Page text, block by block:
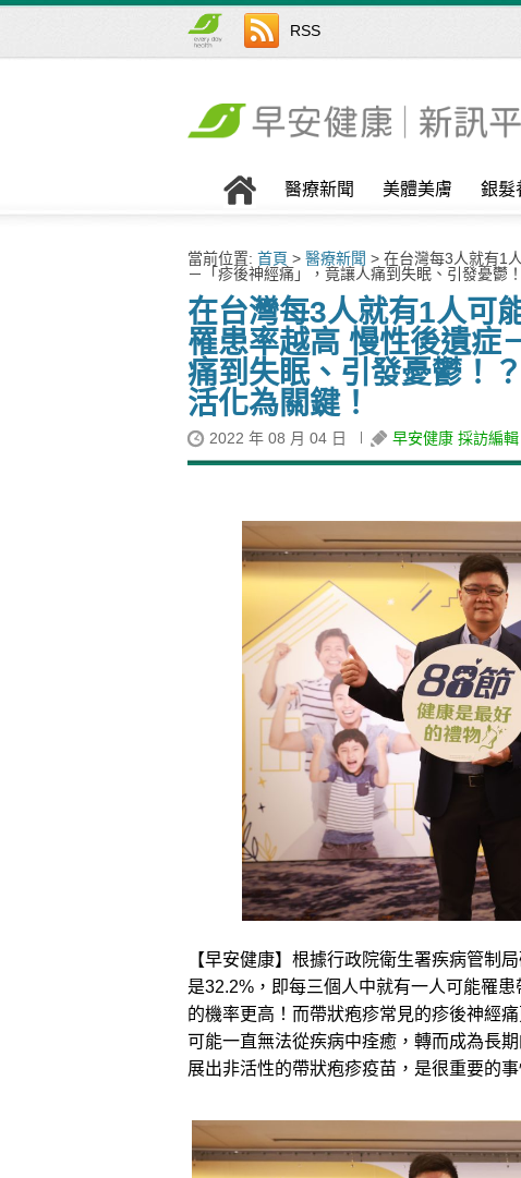
RSS
醫療新聞 美體美膚 銀髮
當前位置: 首頁 > 醫療新聞 > 在台灣每3人就有1
－「疹後神經痛」，竟讓人痛到失眠、引發憂鬱
在台灣每3人就有1人可
罹患率越高 慢性後遺症
痛到失眠、引發憂鬱！
活化為關鍵！
2022 年 08 月 04 日 早安健康 採訪編
【早安健康】根據行政院衛生署疾病管制
是32.2%，即每三個人中就有一人可能罹
的機率更高！而帶狀疱疹常見的疹後神經
可能一直無法從疾病中痊癒，轉而成為長
展出非活性的帶狀疱疹疫苗，是很重要的事